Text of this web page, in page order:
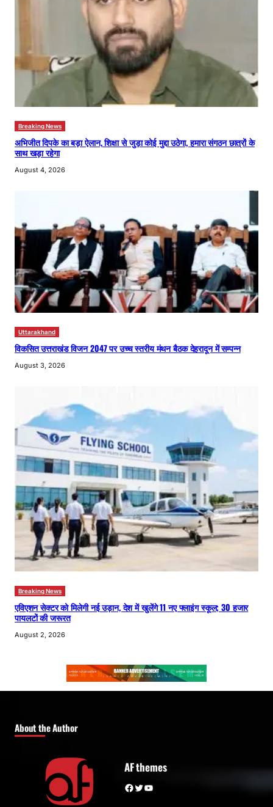
Breaking News
अभिजीत दिपके का बड़ा ऐलान, शिक्षा से जुड़ा कोई मुद्दा उठेगा, हमारा संगठन छात्रों के
साथ खड़ा रहेगा
August 4, 2026
Uttarakhand
विकसित उत्तराखंड विजन 2047 पर उच्च स्तरीय मंथन बैठक देहरादून में सम्पन्न
August 3, 2026
Breaking News
एविएशन सेक्टर को मिलेगी नई उड़ान, देश में खुलेंगे 11 नए फ्लाइंग स्कूल; 30 हजार
पायलटों की जरूरत
August 2, 2026
About the Author
AF themes
Facebook Twitter YouTube